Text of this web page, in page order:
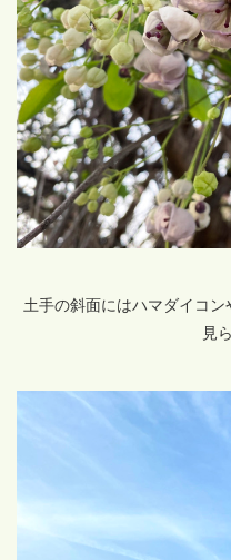
土手の斜面にはハマダイコ
見